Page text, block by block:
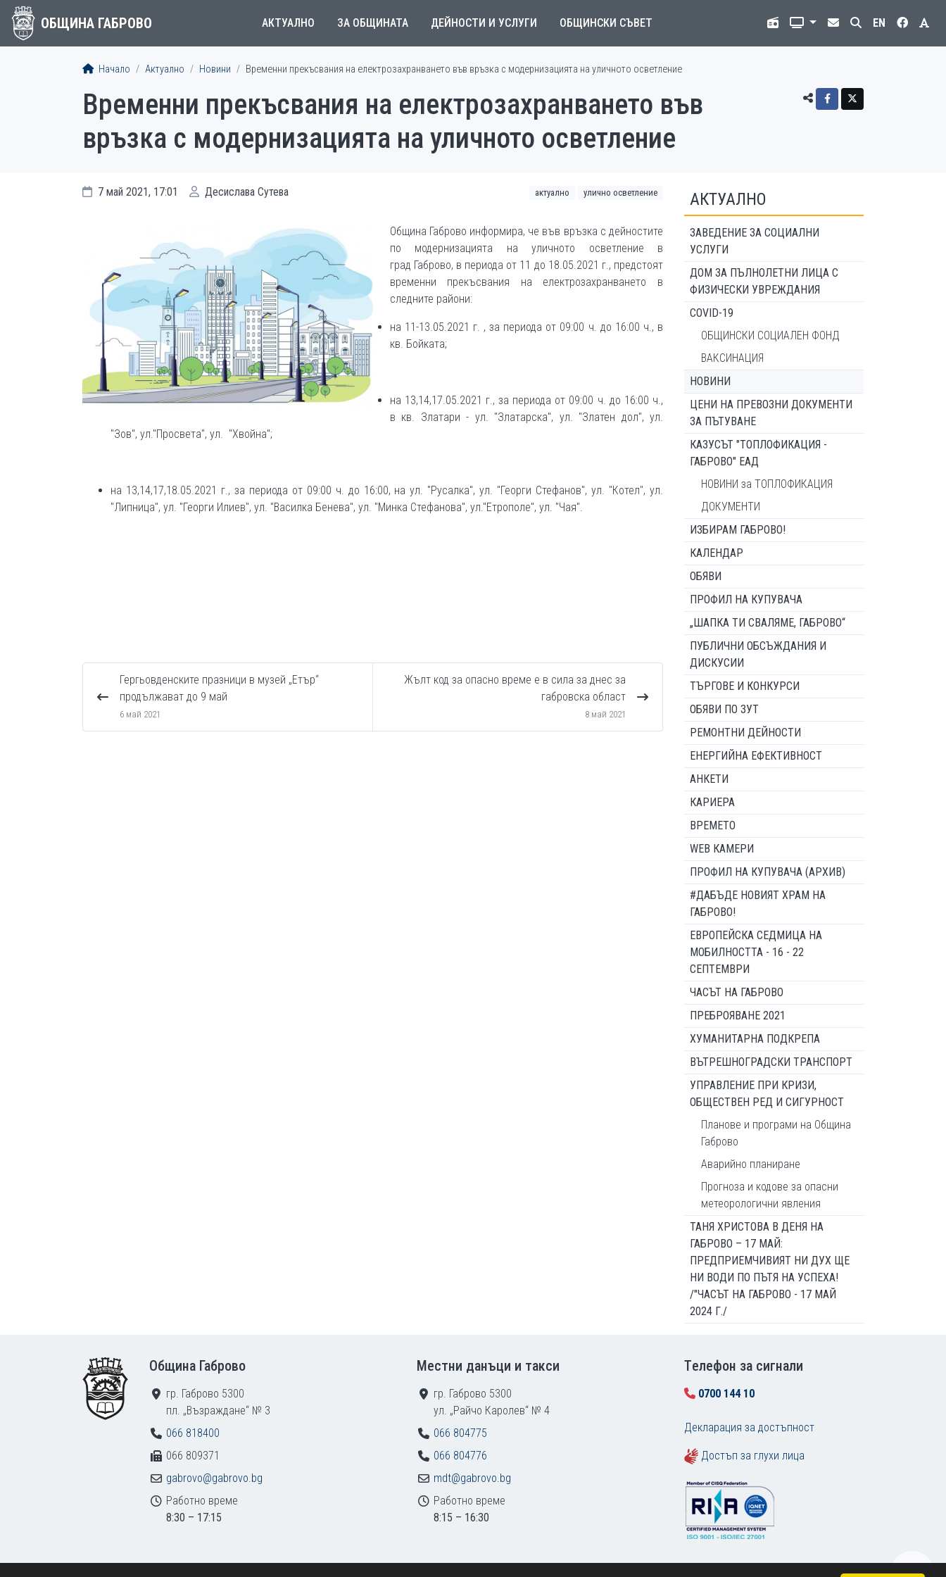
ОБЩИНА ГАБРОВО АКТУАЛНО ЗА ОБЩИНАТА ДЕЙНОСТИ И УСЛУГИ ОБЩИНСКИ СЪВЕТ EN
Начало Актуално Новини Временни прекъсвания на електрозахранването във връзка с модернизацията на уличното осветление
Временни прекъсвания на електрозахранването във
връзка с модернизацията на уличното осветление
7 май 2021, 17:01 Десислава Сутева актуално улично осветление
Община Габрово информира, че във връзка с дейностите
по модернизацията на уличното осветление в
град Габрово, в периода от 11 до 18.05.2021 г., предстоят
временни прекъсвания на електрозахранването в
следните райони:
на 11-13.05.2021 г. , за периода от 09:00 ч. до 16:00 ч., в
кв. Бойката;
на 13,14,17.05.2021 г., за периода от 09:00 ч. до 16:00 ч.,
в кв. Златари - ул. "Златарска", ул. "Златен дол", ул.
"Зов", ул."Просвета", ул. "Хвойна";
на 13,14,17,18.05.2021 г., за периода от 09:00 ч. до 16:00, на ул. "Русалка", ул. "Георги Стефанов", ул. "Котел", ул.
"Липница", ул. "Георги Илиев", ул. "Василка Бенева", ул. "Минка Стефанова", ул."Етрополе", ул. "Чая".
Гергьовденските празници в музей „Етър“
продължават до 9 май
6 май 2021
Жълт код за опасно време е в сила за днес за
габровска област
8 май 2021
АКТУАЛНО
ЗАВЕДЕНИЕ ЗА СОЦИАЛНИ
УСЛУГИ
ДОМ ЗА ПЪЛНОЛЕТНИ ЛИЦА С
ФИЗИЧЕСКИ УВРЕЖДАНИЯ
COVID-19
ОБЩИНСКИ СОЦИАЛЕН ФОНД
ВАКСИНАЦИЯ
НОВИНИ
ЦЕНИ НА ПРЕВОЗНИ ДОКУМЕНТИ
ЗА ПЪТУВАНЕ
КАЗУСЪТ "ТОПЛОФИКАЦИЯ -
ГАБРОВО" ЕАД
НОВИНИ за ТОПЛОФИКАЦИЯ
ДОКУМЕНТИ
ИЗБИРАМ ГАБРОВО!
КАЛЕНДАР
ОБЯВИ
ПРОФИЛ НА КУПУВАЧА
„ШАПКА ТИ СВАЛЯМЕ, ГАБРОВО“
ПУБЛИЧНИ ОБСЪЖДАНИЯ И
ДИСКУСИИ
ТЪРГОВЕ И КОНКУРСИ
ОБЯВИ ПО ЗУТ
РЕМОНТНИ ДЕЙНОСТИ
ЕНЕРГИЙНА ЕФЕКТИВНОСТ
АНКЕТИ
КАРИЕРА
ВРЕМЕТО
WEB КАМЕРИ
ПРОФИЛ НА КУПУВАЧА (АРХИВ)
#ДАБЪДЕ НОВИЯТ ХРАМ НА
ГАБРОВО!
ЕВРОПЕЙСКА СЕДМИЦА НА
МОБИЛНОСТТА - 16 - 22
СЕПТЕМВРИ
ЧАСЪТ НА ГАБРОВО
ПРЕБРОЯВАНЕ 2021
ХУМАНИТАРНА ПОДКРЕПА
ВЪТРЕШНОГРАДСКИ ТРАНСПОРТ
УПРАВЛЕНИЕ ПРИ КРИЗИ,
ОБЩЕСТВЕН РЕД И СИГУРНОСТ
Планове и програми на Община
Габрово
Аварийно планиране
Прогноза и кодове за опасни
метеорологични явления
ТАНЯ ХРИСТОВА В ДЕНЯ НА
ГАБРОВО – 17 МАЙ:
ПРЕДПРИЕМЧИВИЯТ НИ ДУХ ЩЕ
НИ ВОДИ ПО ПЪТЯ НА УСПЕХА!
/"ЧАСЪТ НА ГАБРОВО - 17 МАЙ
2024 Г./
Община Габрово
гр. Габрово 5300
пл. „Възраждане“ № 3
066 818400
066 809371
gabrovo@gabrovo.bg
Работно време
8:30 – 17:15
Местни данъци и такси
гр. Габрово 5300
ул. „Райчо Каролев“ № 4
066 804775
066 804776
mdt@gabrovo.bg
Работно време
8:15 – 16:30
Tелефон за сигнали
0700 144 10
Декларация за достъпност
Достъп за глухи лица